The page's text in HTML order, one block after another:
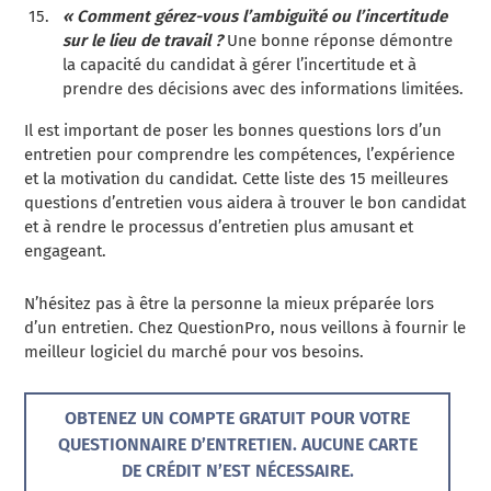
« Comment gérez-vous l’ambiguïté ou l’incertitude
sur le lieu de travail ? Une bonne réponse démontre
la capacité du candidat à gérer l’incertitude et à
prendre des décisions avec des informations limitées.
Il est important de poser les bonnes questions lors d’un
entretien pour comprendre les compétences, l’expérience
et la motivation du candidat. Cette liste des 15 meilleures
questions d’entretien vous aidera à trouver le bon candidat
et à rendre le processus d’entretien plus amusant et
engageant.
N’hésitez pas à être la personne la mieux préparée lors
d’un entretien. Chez QuestionPro, nous veillons à fournir le
meilleur logiciel du marché pour vos besoins.
OBTENEZ UN COMPTE GRATUIT POUR VOTRE
QUESTIONNAIRE D’ENTRETIEN. AUCUNE CARTE
DE CRÉDIT N’EST NÉCESSAIRE.